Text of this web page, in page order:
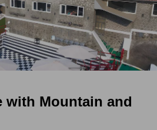
with Mountain and